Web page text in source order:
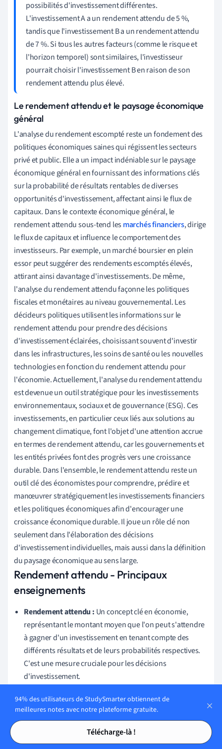
Tables des matières
Tables des matières
possibilités d'investissement différentes.
L'investissement A a un rendement attendu de 5 %,
tandis que l'investissement B a un rendement attendu
de 7 %. Si tous les autres facteurs (comme le risque et
l'horizon temporel) sont similaires, l'investisseur
pourrait choisir l'investissement B en raison de son
rendement attendu plus élevé.
Le rendement attendu et le paysage économique
général
L'analyse du rendement escompté reste un fondement des
politiques économiques saines qui régissent les secteurs
privé et public. Elle a un impact indéniable sur le paysage
économique général en fournissant des informations clés
sur la probabilité de résultats rentables de diverses
opportunités d'investissement, affectant ainsi le flux de
capitaux. Dans le contexte économique général, le
rendement attendu sous-tend lesmarchés financiers, dirige
le flux de capitaux et influence le comportement des
investisseurs. Par exemple, un marché boursier en plein
essor peut suggérer des rendements escomptés élevés,
attirant ainsi davantage d'investissements. De même,
l'analyse du rendement attendu façonne les politiques
fiscales et monétaires au niveau gouvernemental. Les
décideurs politiques utilisent les informations sur le
rendement attendu pour prendre des décisions
d'investissement éclairées, choisissant souvent d'investir
dans les infrastructures, les soins de santé ou les nouvelles
technologies en fonction du rendement attendu pour
l'économie. Actuellement, l'analyse du rendement attendu
est devenue un outil stratégique pour les investissements
environnementaux, sociaux et de gouvernance (ESG). Ces
investissements, en particulier ceux liés aux solutions au
changement climatique, font l'objet d'une attention accrue
en termes de rendement attendu, car les gouvernements et
les entités privées font des progrès vers une croissance
durable. Dans l'ensemble, le rendement attendu reste un
outil clé des économistes pour comprendre, prédire et
manœuvrer stratégiquement les investissements financiers
et les politiques économiques afin d'encourager une
croissance économique durable. Il joue un rôle clé non
seulement dans l'élaboration des décisions
d'investissement individuelles, mais aussi dans la définition
du paysage économique au sens large.
Rendement attendu - Principaux
enseignements
Rendement attendu : Un concept clé en économie,
représentant le montant moyen que l'on peut s'attendre
à gagner d'un investissement en tenant compte des
différents résultats et de leurs probabilités respectives.
C'est une mesure cruciale pour les décisions
d'investissement.
Formule du rendement attendu :La formule du
rendement attendu est donnée parE[r]=∑(
oùriest un rendement potentiel etpiest la probabilité
de ce rendement. Cette formule est à la base de la plupart
des calculs liés aux résultats des investissements.
94% des utilisateurs de StudySmarter obtiennent de
meilleures notes avec notre plateforme gratuite.
Télécharge-là !